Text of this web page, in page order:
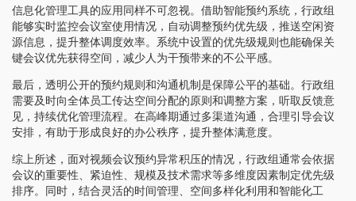
信息化管理工具的应用同样不可忽视。借助智能预约系统，行政组
能够实时监控会议室使用情况，自动调整预约优先级，推送空闲资
源信息，提升整体调度效率。系统中设置的优先级规则也能确保关
键会议优先获得空间，减少人为干预带来的不公平感。
最后，透明公开的预约规则和沟通机制是保障公平的基础。行政组
需要及时向全体员工传达空间分配的原则和调整方案，听取反馈意
见，持续优化管理流程。在高峰期通过多渠道沟通，合理引导会议
安排，有助于形成良好的办公秩序，提升整体满意度。
综上所述，面对视频会议预约异常积压的情况，行政组通常会依据
会议的重要性、紧迫性、规模及技术需求等多维度因素制定优先级
排序。同时，结合灵活的时间管理、空间多样化利用和智能化工